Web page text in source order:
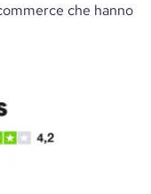
che hanno